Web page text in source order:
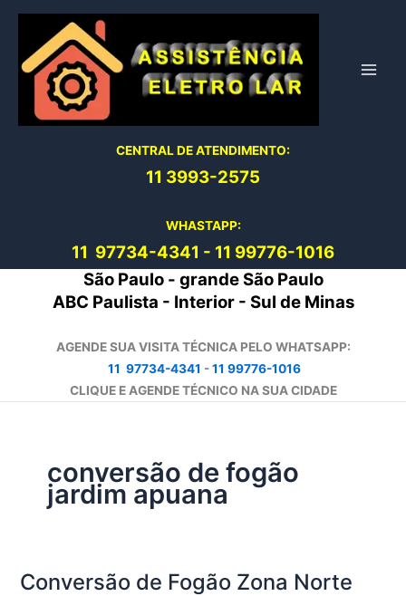
conteúdo
CENTRAL DE ATENDIMENTO:
11 3993-2575
WHASTAPP:
11 97734-4341 - 11 99776-1016
São Paulo - grande São Paulo
ABC Paulista - Interior - Sul de Minas
AGENDE SUA VISITA TÉCNICA PELO WHATSAPP:
11 97734-4341 -11 99776-1016
CLIQUE E AGENDE TÉCNICO NA SUA CIDADE
conversão de fogão
jardim apuana
Conversão de Fogão Zona Norte